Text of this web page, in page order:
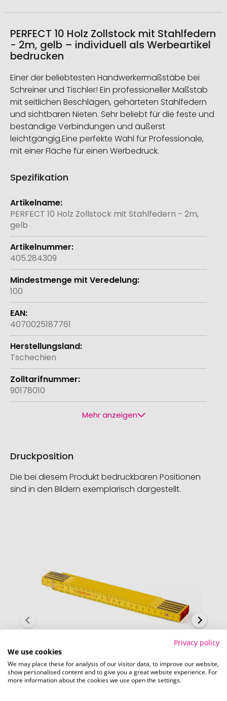
PERFECT 10 Holz Zollstock mit Stahlfedern
- 2m, gelb – individuell als Werbeartikel
bedrucken
Einer der beliebtesten Handwerkermaßstäbe bei
Schreiner und Tischler! Ein professioneller Maßstab
mit seitlichen Beschlägen, gehärteten Stahlfedern
und sichtbaren Nieten. Sehr beliebt für die feste und
beständige Verbindungen und äußerst
leichtgängig.Eine perfekte Wahl für Professionale,
mit einer Fläche für einen Werbedruck.
Spezifikation
Weitere
Informationen
PERFECT 10 Holz Zollstock mit Stahlfedern - 2m,
gelb
405.284309
100
4070025187761
Tschechien
90178010
Mehr anzeigen
Druckposition
Die bei diesem Produkt bedruckbaren Positionen
sind in den Bildern exemplarisch dargestellt.
Privacy policy
We use cookies
We may place these for analysis of our visitor data, to improve our website,
show personalised content and to give you a great website experience. For
more information about the cookies we use open the settings.